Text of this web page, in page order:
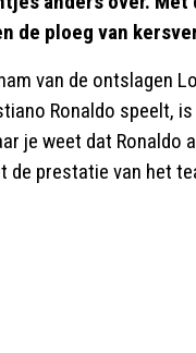
de ploeg van
van de ontslagen
Ronaldo speelt,
je weet dat
de prestatie van het